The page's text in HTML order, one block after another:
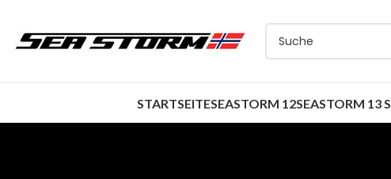
STARTSEITESEASTORM 12SEASTORM 13 S